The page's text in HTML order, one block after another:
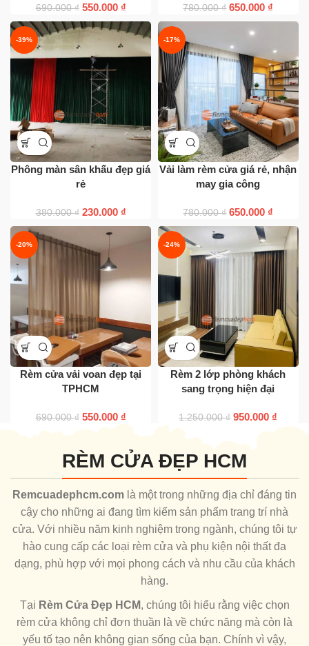
690.000₫ 550.000 ₫ 780.000₫ 650.000 ₫
-39%
Phông màn sân khấu đẹp giá
rẻ
380.000₫ 230.000 ₫
-17%
Vải làm rèm cửa giá rẻ, nhận
may gia công
780.000₫ 650.000 ₫
-20%
Rèm cửa vải voan đẹp tại
TPHCM
690.000₫ 550.000 ₫
-24%
Rèm 2 lớp phòng khách
sang trọng hiện đại
1.250.000₫ 950.000 ₫
RÈM CỬA ĐẸP HCM
Remcuadephcm.com là một trong những địa chỉ đáng tin
cậy cho những ai đang tìm kiếm sản phẩm trang trí nhà
cửa. Với nhiều năm kinh nghiệm trong ngành, chúng tôi tự
hào cung cấp các loại rèm cửa và phụ kiện nội thất đa
dạng, phù hợp với mọi phong cách và nhu cầu của khách
hàng.
Tại Rèm Cửa Đẹp HCM, chúng tôi hiểu rằng việc chọn
rèm cửa không chỉ đơn thuần là về chức năng mà còn là
yếu tố tạo nên không gian sống của bạn. Chính vì vậy,